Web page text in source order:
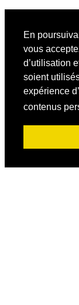
En
vous
d’utilisation
soient
expérience
contenus